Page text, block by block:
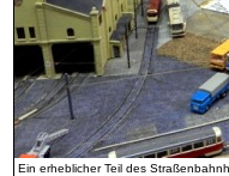
Ein erheblicher Teil des